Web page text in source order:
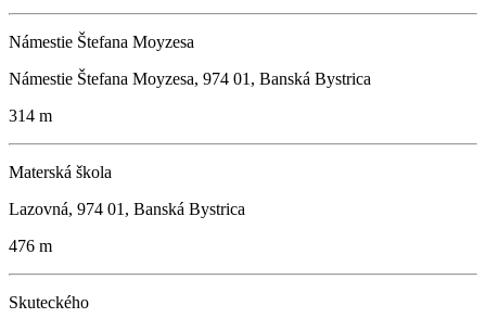
Námestie Štefana Moyzesa
Námestie Štefana Moyzesa, 974 01, Banská Bystrica
314 m
Materská škola
Lazovná, 974 01, Banská Bystrica
476 m
Skuteckého